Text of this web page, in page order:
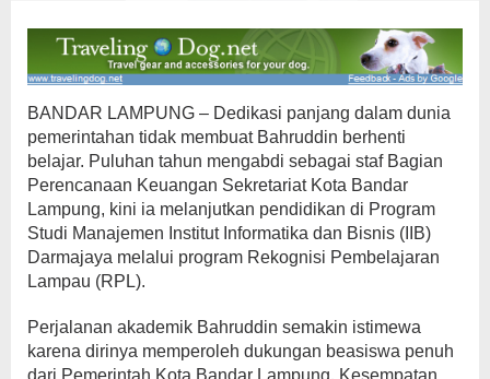
BANDAR LAMPUNG – Dedikasi panjang dalam dunia
pemerintahan tidak membuat Bahruddin berhenti
belajar. Puluhan tahun mengabdi sebagai staf Bagian
Perencanaan Keuangan Sekretariat Kota Bandar
Lampung, kini ia melanjutkan pendidikan di Program
Studi Manajemen Institut Informatika dan Bisnis (IIB)
Darmajaya melalui program Rekognisi Pembelajaran
Lampau (RPL).
Perjalanan akademik Bahruddin semakin istimewa
karena dirinya memperoleh dukungan beasiswa penuh
dari Pemerintah Kota Bandar Lampung. Kesempatan